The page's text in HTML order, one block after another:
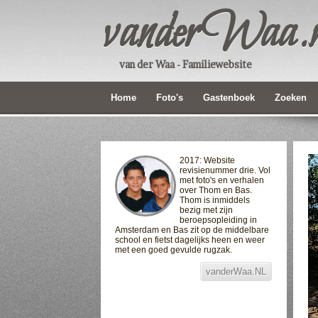
2017: Website
revisienummer drie. Vol
met foto's en verhalen
over Thom en Bas.
Thom is inmiddels
bezig met zijn
beroepsopleiding in
Amsterdam en Bas zit op de middelbare
school en fietst dagelijks heen en weer
met een goed gevulde rugzak.
vanderWaa.NL
van der Waa - Familiewebsite
Home Foto's Gastenboek Zoeken